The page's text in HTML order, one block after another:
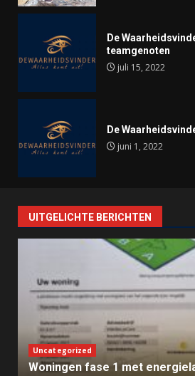
De
teamgenoten
juli 15, 2022
De
juni 1, 2022
UITGELICHTE BERICHTEN
Uncategorized
Woningen fase 1 met